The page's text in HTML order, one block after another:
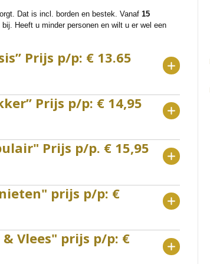
Dat is incl. borden en bestek. Vanaf 15
Heeft u minder personen en wilt u er wel een
Prijs p/p: € 13.65
Prijs p/p: € 14,95
Prijs p/p. € 15,95
prijs p/p: €
& Vlees" prijs p/p: €